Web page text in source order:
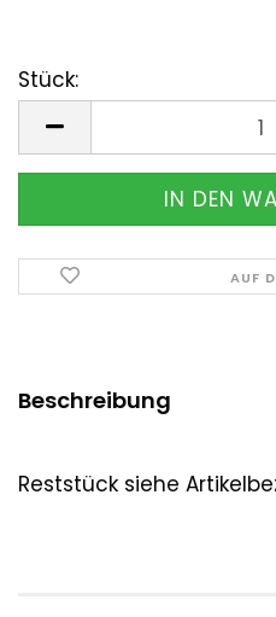
Stück:
AUF
Beschreibung
Reststück siehe